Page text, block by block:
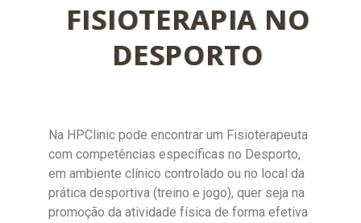
FISIOTERAPIA NO
DESPORTO
Na HPClinic pode encontrar um Fisioterapeuta
com competências específicas no Desporto,
em ambiente clínico controlado ou no local da
prática desportiva (treino e jogo), quer seja na
promoção da atividade física de forma efetiva